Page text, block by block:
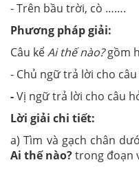
- Trên bầu trời, cò …….
Phương pháp giải:
Câu kểAi thế nào?gồm
- Chủ ngữ trả lời cho
-Vị ngữ trả lời cho câu
Lời giải chi tiết:
a) Tìm và gạch chân
Ai thế nào?trong đoạn